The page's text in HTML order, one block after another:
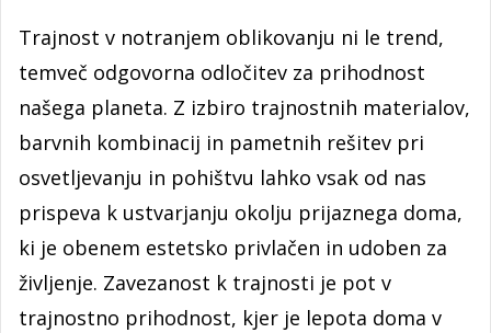
Trajnost v notranjem oblikovanju ni le trend,
temveč odgovorna odločitev za prihodnost
našega planeta. Z izbiro trajnostnih materialov,
barvnih kombinacij in pametnih rešitev pri
osvetljevanju in pohištvu lahko vsak od nas
prispeva k ustvarjanju okolju prijaznega doma,
ki je obenem estetsko privlačen in udoben za
življenje. Zavezanost k trajnosti je pot v
trajnostno prihodnost, kjer je lepota doma v